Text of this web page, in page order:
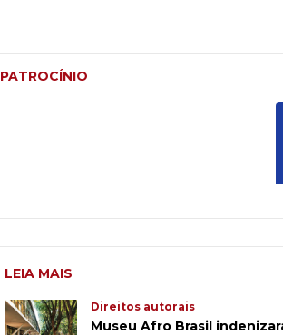
PATROCÍNIO
LEIA MAIS
Direitos autorais
Museu Afro Brasil